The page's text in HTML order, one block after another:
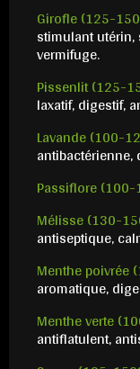
Girofle (125-
stimulant
vermifuge.
Pissenlit (125-
laxatif, digestif,
Lavande (100-
antibactérienne,
Passiflore (100-
Mélisse (130-
antiseptique,
Menthe poivrée
aromatique,
Menthe verte
antiflatulent,